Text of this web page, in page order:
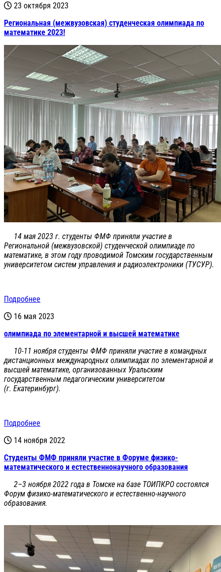
23 октября 2023
Региональная (межвузовская) студенческая олимпиада по
математике 2023!
14 мая 2023 г. студенты ФМФ приняли участие в
Региональной (межвузовской) студенческой олимпиаде по
математике, в этом году проводимой Томским государственным
университетом систем управления и радиоэлектроники (ТУСУР).
Подробнее
16 мая 2023
олимпиада по элементарной и высшей математике
10-11 ноября студенты ФМФ приняли участие в командных
дистанционных международных олимпиадах по элементарной и
высшей математике, организованных Уральским
государственным педагогическим университетом
(г. Екатеринбург).
Подробнее
14 ноября 2022
Студенты ФМФ приняли участие в Форуме физико-
математического и естественнонаучного образования
2–3 ноября 2022 года в Томске на базе ТОИПКРО состоялся
Форум физико-математического и естественно-научного
образования.